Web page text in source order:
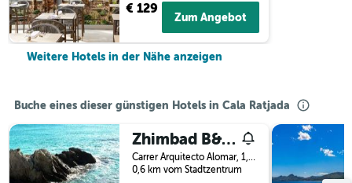
€ 129
Zum Angebot
Weitere Hotels in der Nähe anzeigen
Buche eines dieser günstigen Hotels in Cala Ratjada
Zhimbad B&B by the sea
Carrer Arquitecto Alomar, 1, Cala Ratjada, Mallorca, Spanien
0,6 km vom Stadtzentrum